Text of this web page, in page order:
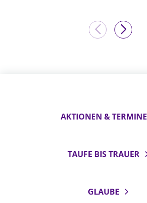
AKTIONEN & TERMINE
TAUFE BIS TRAUER
GLAUBE